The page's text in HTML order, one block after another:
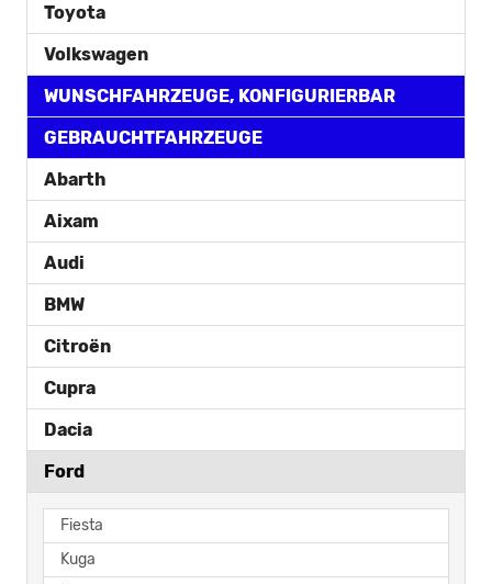
Toyota
Volkswagen
WUNSCHFAHRZEUGE, KONFIGURIERBAR
GEBRAUCHTFAHRZEUGE
Abarth
Aixam
Audi
BMW
Citroën
Cupra
Dacia
Ford
Fiesta
Kuga